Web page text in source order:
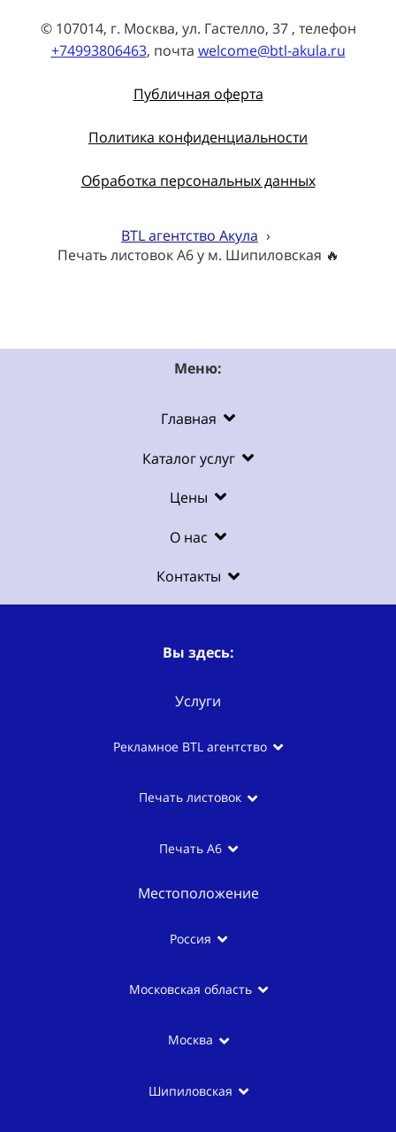
© 107014, г. Москва, ул. Гастелло, 37 , телефон
+74993806463, почта welcome@btl-akula.ru
Публичная оферта
Политика конфиденциальности
Обработка персональных данных
BTL агентство Акула ›
Печать листовок А6 у м. Шипиловская 🔥
Меню:
Главная
Каталог услуг
Цены
О нас
Контакты
Вы здесь:
Услуги
Рекламное BTL агентство
Печать листовок
Печать А6
Местоположение
Россия
Московская область
Москва
Шипиловская